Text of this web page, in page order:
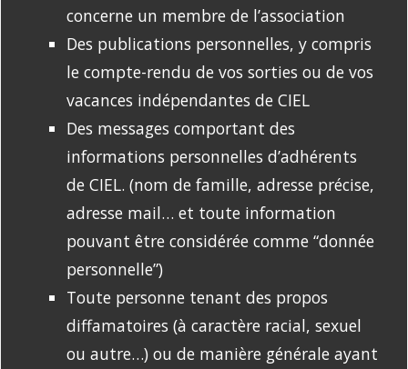
concerne un membre de l’association
Des publications personnelles, y compris
le compte-rendu de vos sorties ou de vos
vacances indépendantes de CIEL
Des messages comportant des
informations personnelles d’adhérents
de CIEL. (nom de famille, adresse précise,
adresse mail… et toute information
pouvant être considérée comme “donnée
personnelle”)
Toute personne tenant des propos
diffamatoires (à caractère racial, sexuel
ou autre…) ou de manière générale ayant